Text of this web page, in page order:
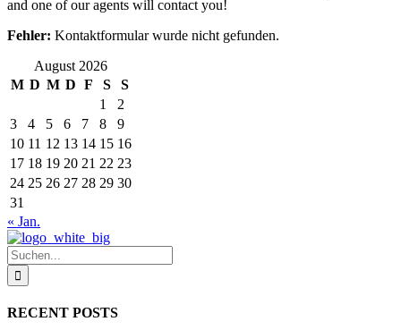
and one of our agents will contact you!
Fehler: Kontaktformular wurde nicht gefunden.
August 2026
M D M D F S
S
1
2
3
4 5 6 7 8
9
10 11 12 13 14 15 16
17 18 19 20 21 22 23
24 25 26 27 28 29 30
31
« Jan.
Suche
nach:
RECENT POSTS